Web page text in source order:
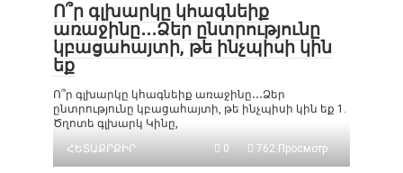
Ո՞ր գլխարկը կհագնեիք
առաջինը․․․Ձեր ընտրությունը
կբացահայտի, թե ինչպիսի կին
եք
Ո՞ր գլխարկը կհագնեիք առաջինը․․․Ձեր
ընտրությունը կբացահայտի, թե ինչպիսի կին եք 1.
Ծղոտե գլխարկ Կինը,
ՀԵՏԱՔՐՔԻՐ
0 762 Просмотр